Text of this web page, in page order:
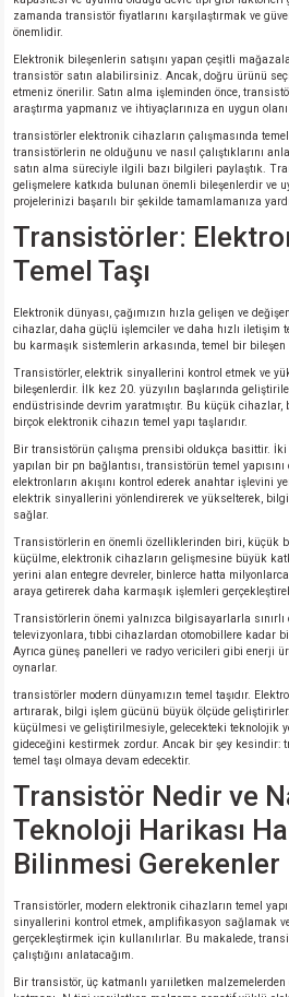
zamanda transistör fiyatlarını karşılaştırmak ve
önemlidir.
Elektronik bileşenlerin satışını yapan çeşitli
transistör satın alabilirsiniz. Ancak, doğru ürünü
etmeniz önerilir. Satın alma işleminden önce,
araştırma yapmanız ve ihtiyaçlarınıza en uygun
transistörler elektronik cihazların çalışmasında
transistörlerin ne olduğunu ve nasıl çalıştıklarını
satın alma süreciyle ilgili bazı bilgileri paylaştık.
gelişmelere katkıda bulunan önemli bileşenlerdir ve
projelerinizi başarılı bir şekilde tamamlamanıza
Transistörler:
Temel Taşı
Elektronik dünyası, çağımızın hızla gelişen ve
cihazlar, daha güçlü işlemciler ve daha hızlı iletişim
bu karmaşık sistemlerin arkasında, temel bir
Transistörler, elektrik sinyallerini kontrol etmek ve
bileşenlerdir. İlk kez 20. yüzyılın başlarında
endüstrisinde devrim yaratmıştır. Bu küçük cihazlar,
birçok elektronik cihazın temel yapı taşlarıdır.
Bir transistörün çalışma prensibi oldukça basittir. İki
yapılan bir pn bağlantısı, transistörün temel yapısını
elektronların akışını kontrol ederek anahtar işlevini
elektrik sinyallerini yönlendirerek ve yükselterek,
sağlar.
Transistörlerin en önemli özelliklerinden biri, küçük
küçülme, elektronik cihazların gelişmesine büyük
yerini alan entegre devreler, binlerce hatta
araya getirerek daha karmaşık işlemleri
Transistörlerin önemi yalnızca bilgisayarlarla
televizyonlara, tıbbi cihazlardan otomobillere kadar
Ayrıca güneş panelleri ve radyo vericileri gibi enerji
oynarlar.
transistörler modern dünyamızın temel taşıdır.
artırarak, bilgi işlem gücünü büyük ölçüde
küçülmesi ve geliştirilmesiyle, gelecekteki teknolojik
gideceğini kestirmek zordur. Ancak bir şey kesindir:
temel taşı olmaya devam edecektir.
Transistör Nedir ve
Teknoloji Harikası
Bilinmesi Gerekenler
Transistörler, modern elektronik cihazların temel
sinyallerini kontrol etmek, amplifikasyon sağlamak
gerçekleştirmek için kullanılırlar. Bu makalede,
çalıştığını anlatacağım.
Bir transistör, üç katmanlı yarıiletken